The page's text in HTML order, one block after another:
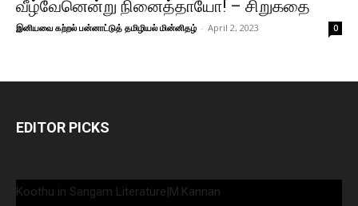
வீழ்வேனென்று நினைத்தாயோ! – சிறுகதை
இனியவை கற்றல் பன்னாட்டுத் தமிழியல் மின்னிதழ் - April 2, 2023 0
EDITOR PICKS
Koothu in Sangam Literature|M.Kannan